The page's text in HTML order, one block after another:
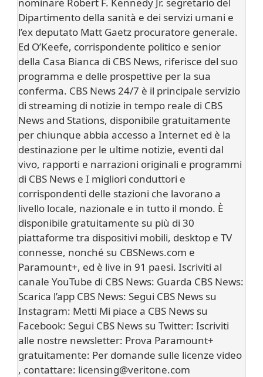
Dipartimento della sanità e dei servizi umani e
l’ex deputato Matt Gaetz procuratore generale.
Ed O’Keefe, corrispondente politico e senior
della Casa Bianca di CBS News, riferisce del suo
programma e delle prospettive per la sua
conferma. CBS News 24/7 è il principale servizio
di streaming di notizie in tempo reale di CBS
News and Stations, disponibile gratuitamente
per chiunque abbia accesso a Internet ed è la
destinazione per le ultime notizie, eventi dal
vivo, rapporti e narrazioni originali e programmi
di CBS News e I migliori conduttori e
corrispondenti delle stazioni che lavorano a
livello locale, nazionale e in tutto il mondo. È
disponibile gratuitamente su più di 30
piattaforme tra dispositivi mobili, desktop e TV
connesse, nonché su CBSNews.com e
Paramount+, ed è live in 91 paesi. Iscriviti al
canale YouTube di CBS News: Guarda CBS News:
Scarica l’app CBS News: Segui CBS News su
Instagram: Metti Mi piace a CBS News su
Facebook: Segui CBS News su Twitter: Iscriviti
alle nostre newsletter: Prova Paramount+
gratuitamente: Per domande sulle licenze video
, contattare: licensing@veritone.com